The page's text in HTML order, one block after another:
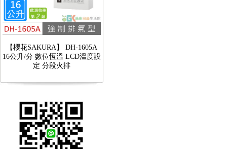
【櫻花SAKURA】 DH-1605A
16公升/分 數位恆溫 LCD溫度設
定 分段火排